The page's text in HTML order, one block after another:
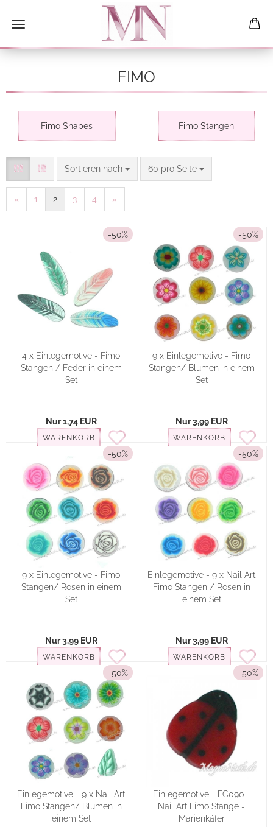
FIMO
Fimo Shapes Fimo Stangen
Sortieren nach
Sortieren nach 60 pro Seite
pro Seite
« 1 2 3 4 »
-50%
4 x Einlegemotive - Fimo
Stangen / Feder in einem
Set
Nur 1,74 EUR
WARENKORB
-50%
9 x Einlegemotive - Fimo
Stangen/ Blumen in einem
Set
Nur 3,99 EUR
WARENKORB
-50%
9 x Einlegemotive - Fimo
Stangen/ Rosen in einem
Set
Nur 3,99 EUR
WARENKORB
-50%
Einlegemotive - 9 x Nail Art
Fimo Stangen / Rosen in
einem Set
Nur 3,99 EUR
WARENKORB
-50%
Einlegemotive - 9 x Nail Art
Fimo Stangen/ Blumen in
einem Set
-50%
Einlegemotive - FC090 -
Nail Art Fimo Stange -
Marienkäfer